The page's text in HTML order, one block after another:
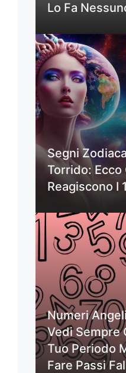
Lo Fa
Segni
Torrido: Ecco
Reagiscono I
Numeri
Vedi Sempre
Tuo Periodo
Fare Passi